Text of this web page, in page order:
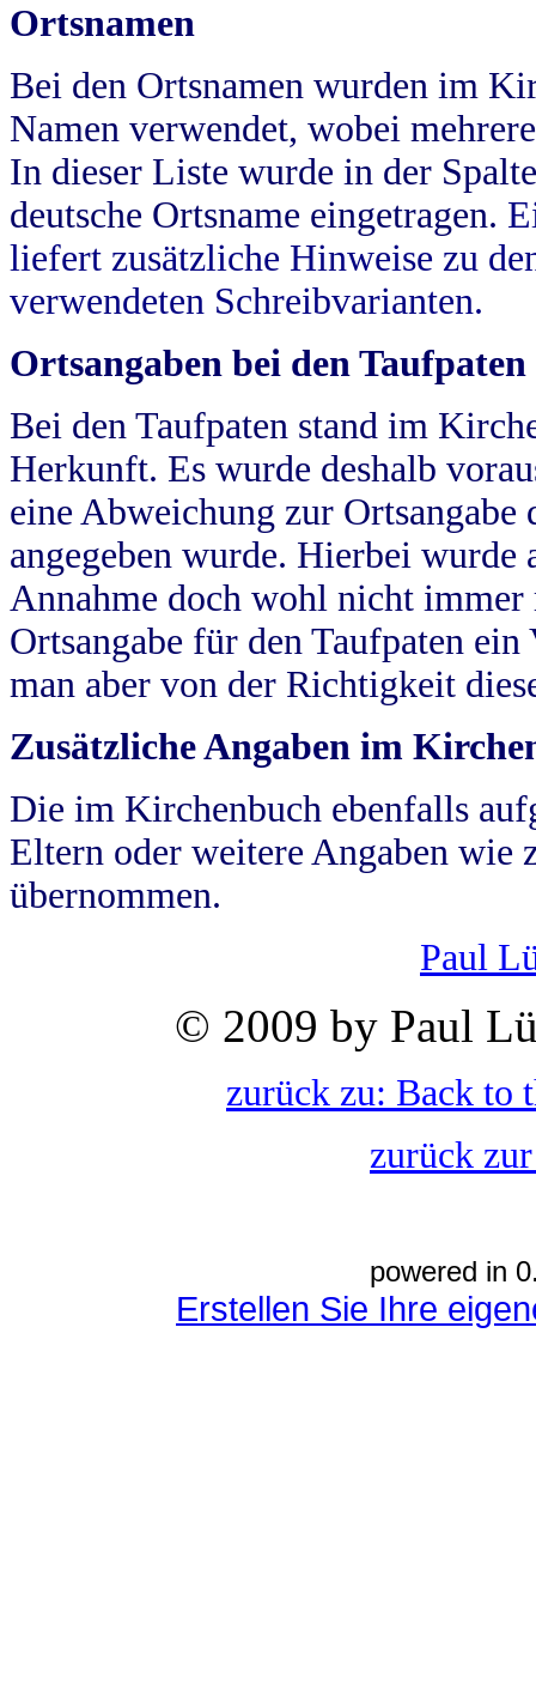
Ortsnamen
Bei den Ortsnamen wurden im
Namen verwendet, wobei
In dieser Liste wurde in der
deutsche Ortsname eingetragen.
liefert zusätzliche Hinweise zu
verwendeten Schreibvarianten.
Ortsangaben bei den Taufpaten
Bei den Taufpaten stand im
Herkunft. Es wurde deshalb
eine Abweichung zur
angegeben wurde. Hierbei wurde
Annahme doch wohl nicht
Ortsangabe für den Taufpaten
man aber von der Richtigkeit
Zusätzliche Angaben im
Die im Kirchenbuch ebenfalls
Eltern oder weitere Angaben wie
übernommen.
Paul
© 2009 by Paul
zurück zu: Back to
zurück
powered in
Erstellen Sie Ihre